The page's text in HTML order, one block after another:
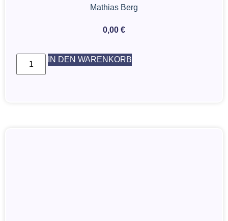
Mathias Berg
0,00 €
IN DEN WARENKORB